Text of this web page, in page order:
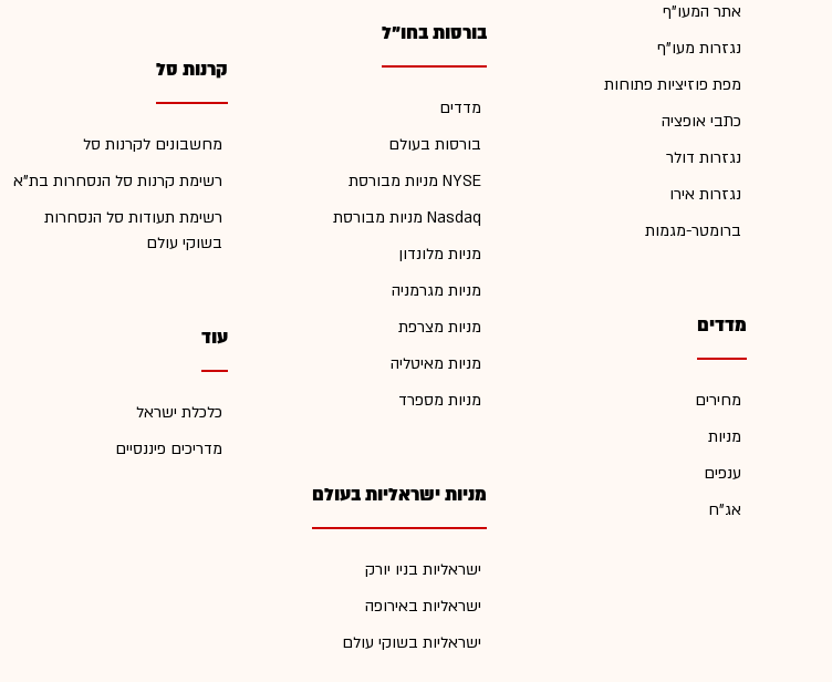
אתר המעו"ף
נגזרות מעו"ף
מפת פוזיציות פתוחות
כתבי אופציה
נגזרות דולר
נגזרות אירו
ברומטר-מגמות
מדדים
מחירים
מניות
ענפים
אג"ח
בורסות בחו"ל
מדדים
בורסות בעולם
מניות מבורסת NYSE
מניות מבורסת Nasdaq
מניות מלונדון
מניות מגרמניה
מניות מצרפת
מניות מאיטליה
מניות מספרד
מניות ישראליות בעולם
ישראליות בניו יורק
ישראליות באירופה
ישראליות בשוקי עולם
קרנות סל
מחשבונים לקרנות סל
רשימת קרנות סל הנסחרות בת"א
רשימת תעודות סל הנסחרות
בשוקי עולם
עוד
כלכלת ישראל
מדריכים פיננסיים